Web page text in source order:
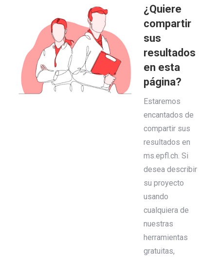
¿Quiere
compartir
sus
resultados
en esta
página?
Estaremos
encantados de
compartir sus
resultados en
ms.epfl.ch. Si
desea describir
su proyecto
usando
cualquiera de
nuestras
herramientas
gratuitas,